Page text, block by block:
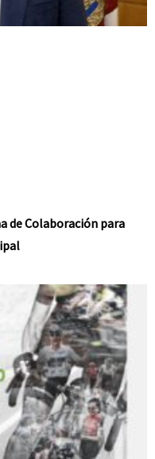
de Colaboración para